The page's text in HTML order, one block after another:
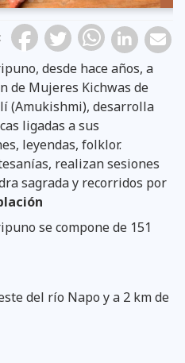
:
desde hace años, a
de Mujeres Kichwas de
(Amukishmi), desarrolla
ligadas a sus
leyendas, folklor.
realizan sesiones
sagrada y recorridos por
se compone de 151
del río Napo y a 2 km de